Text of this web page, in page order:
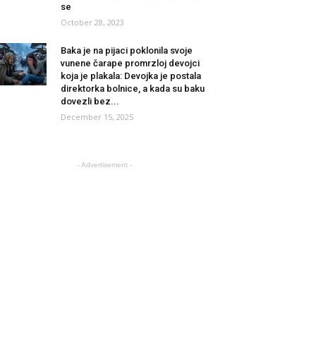
se
October 28, 2023
Baka je na pijaci poklonila svoje
vunene čarape promrzloj devojci
koja je plakala: Devojka je postala
direktorka bolnice, a kada su baku
dovezli bez...
December 15, 2025
- Advertisement -